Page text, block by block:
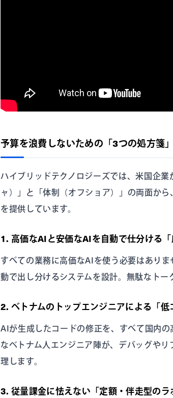
予算を浪費しないための「3つの処方箋」
ハイブリッドテクノロジーズでは、米国企
ャ）」と「体制（オフショア）」の両面か
を提供しています。
1. 高価なAIと安価なAIを自動で仕分ける「
すべての業務に高価なAIを使う必要はあり
動で出し分けるシステムを設計。無駄なトー
2. ベトナムのトップエンジニアによる「低
AIが生成したコードの修正を、すべて国内
なベトナム人エンジニア陣が、デバッグや
理します。
3. 従量課金に怯えない「定額・伴走型のラ